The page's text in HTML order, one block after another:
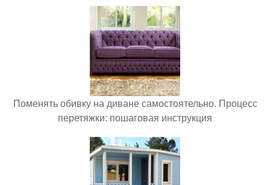
Поменять обивку на диване самостоятельно. Процесс
перетяжки: пошаговая инструкция